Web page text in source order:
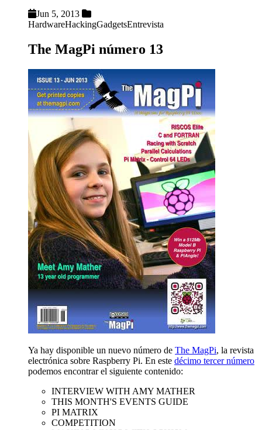
Jun 5, 2013
HardwareHackingGadgetsEntrevista
The MagPi número 13
Ya hay disponible un nuevo número de The MagPi, la revista
electrónica sobre Raspberry Pi. En este décimo tercer número
podemos encontrar el siguiente contenido:
INTERVIEW WITH AMY MATHER
THIS MONTH'S EVENTS GUIDE
PI MATRIX
COMPETITION